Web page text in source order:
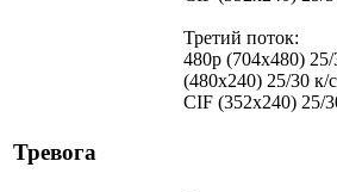
Третий поток:
480p (704x480) 25/
(480x240) 25/30 к/с
CIF (352x240) 25/
Тревога